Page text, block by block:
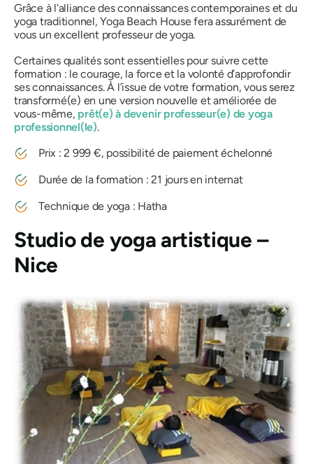
Grâce à l'alliance des connaissances contemporaines et du
yoga traditionnel, Yoga Beach House fera assurément de
vous un excellent professeur de yoga.
Certaines qualités sont essentielles pour suivre cette
formation : le courage, la force et la volonté d’approfondir
ses connaissances. À l’issue de votre formation, vous serez
transformé(e) en une version nouvelle et améliorée de
vous-même, prêt(e) à devenir professeur(e) de yoga
professionnel(le).
Prix ​​: 2 999 €, possibilité de paiement échelonné
Durée de la formation : 21 jours en internat
Technique de yoga : Hatha
Studio de yoga artistique –
Nice